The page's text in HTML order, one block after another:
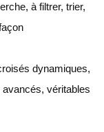
à filtrer, trier,
dynamiques,
véritables